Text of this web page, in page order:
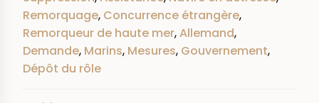
Remorquage, Concurrence étrangère,
Remorqueur de haute mer,Allemand,
Demande, Marins, Mesures, Gouvernement,
Dépôt du rôle